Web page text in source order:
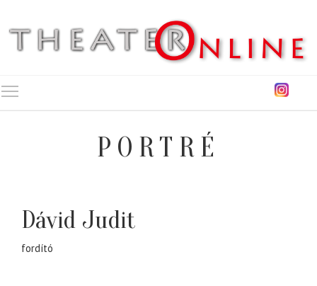
PORTRÉ
Dávid Judit
fordító